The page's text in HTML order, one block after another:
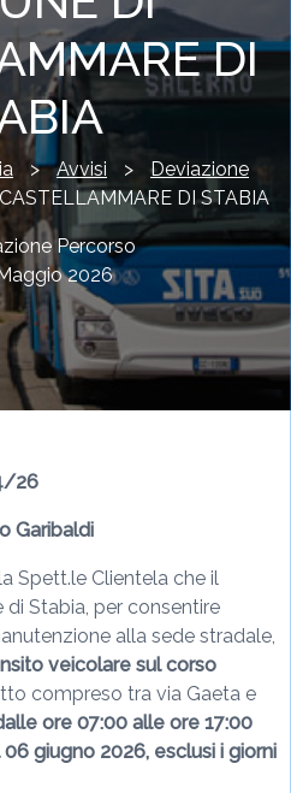
DI
> Avvisi >
Deviazione
DI STABIA
Percorso
2026
26
Garibaldi
Spett.le Clientela che il
Stabia, per consentire
alla sede stradale,
veicolare sul corso
compreso tra via Gaeta e
ore 07:00 alle ore 17:00
giugno 2026, esclusi i giorni